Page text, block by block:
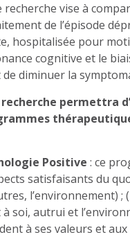
recherche vise à
de l’épisode
hospitalisée pour
cognitive et le
de diminuer la
permettra
Positive : ce
satisfaisants du
l’environnement)
soi, autrui et
à ses valeurs et